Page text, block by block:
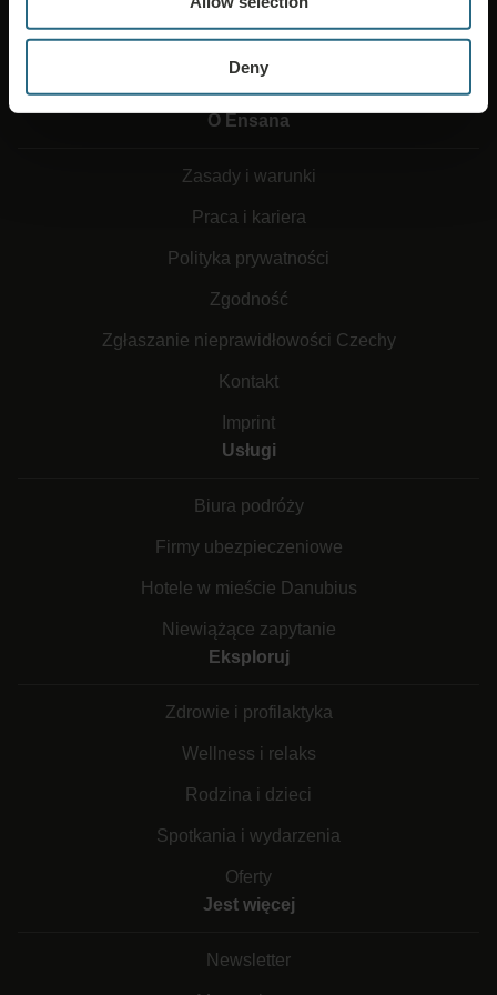
Deny
O Ensana
Zasady i warunki
Praca i kariera
Polityka prywatności
Zgodność
Zgłaszanie nieprawidłowości Czechy
Kontakt
Imprint
Usługi
Biura podróży
Firmy ubezpieczeniowe
Hotele w mieście Danubius
Niewiążące zapytanie
Eksploruj
Zdrowie i profilaktyka
Wellness i relaks
Rodzina i dzieci
Spotkania i wydarzenia
Oferty
Jest więcej
Newsletter